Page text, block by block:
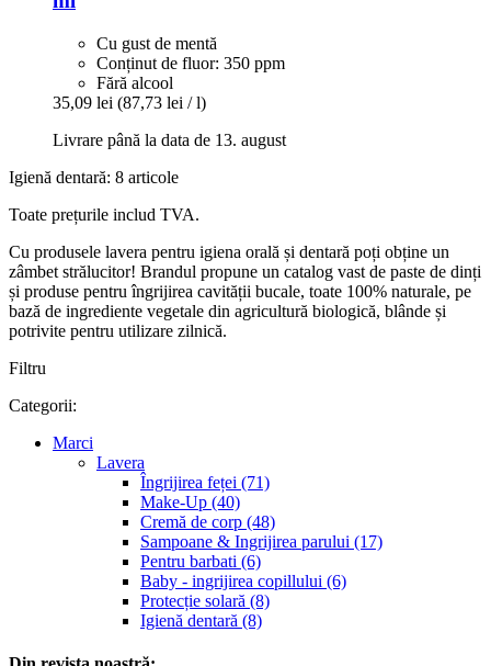
Cu gust de mentă
Conținut de fluor: 350 ppm
Fără alcool
35,09 lei (87,73 lei / l)
Livrare până la data de 13. august
Igienă dentară: 8 articole
Toate prețurile includ TVA.
Cu produsele lavera pentru igiena orală și dentară poți obține un
zâmbet strălucitor! Brandul propune un catalog vast de paste de dinți
și produse pentru îngrijirea cavității bucale, toate 100% naturale, pe
bază de ingrediente vegetale din agricultură biologică, blânde și
potrivite pentru utilizare zilnică.
Filtru
Categorii:
Marci
Lavera
Îngrijirea feței (71)
Make-Up (40)
Cremă de corp (48)
Sampoane & Ingrijirea parului (17)
Pentru barbati (6)
Baby - ingrijirea copillului (6)
Protecție solară (8)
Igienă dentară (8)